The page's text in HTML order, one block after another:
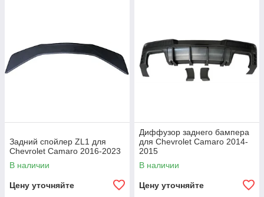
Задний спойлер ZL1 для
Chevrolet Camaro 2016-2023
В наличии
Цену уточняйте
Диффузор заднего бампера
для Chevrolet Camaro 2014-
2015
В наличии
Цену уточняйте